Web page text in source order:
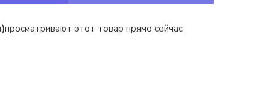
просматривают этот товар прямо сейчас